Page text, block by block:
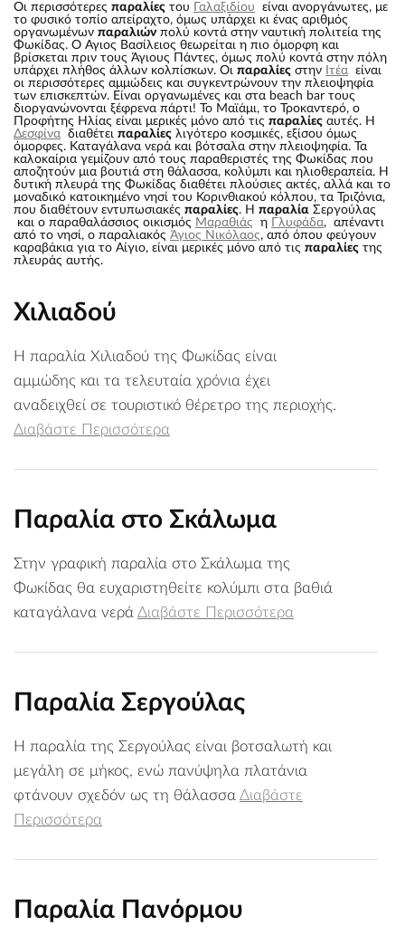
Οι περισσότερες παραλίες του Γαλαξιδίου είναι ανοργάνωτες, με
το φυσικό τοπίο απείραχτο, όμως υπάρχει κι ένας αριθμός
οργανωμένων παραλιώνπολύ κοντά στην ναυτική πολιτεία της
Φωκίδας. Ο Άγιος Βασίλειος θεωρείται η πιο όμορφη και
βρίσκεται πριν τους Άγιους Πάντες, όμως πολύ κοντά στην πόλη
υπάρχει πλήθος άλλων κολπίσκων. Οι παραλίες στην Ιτέα είναι
οι περισσότερες αμμώδεις και συγκεντρώνουν την πλειοψηφία
των επισκεπτών. Είναι οργανωμένες και στα beach bar τους
διοργανώνονται ξέφρενα πάρτι! Το Μαϊάμι, το Τροκαντερό, ο
Προφήτης Ηλίας είναι μερικές μόνο από τις παραλίες αυτές. Η
Δεσφίνα διαθέτει παραλίες λιγότερο κοσμικές, εξίσου όμως
όμορφες. Καταγάλανα νερά και βότσαλα στην πλειοψηφία. Τα
καλοκαίρια γεμίζουν από τους παραθεριστές της Φωκίδας που
αποζητούν μια βουτιά στη θάλασσα, κολύμπι και ηλιοθεραπεία. Η
δυτική πλευρά της Φωκίδας διαθέτει πλούσιες ακτές, αλλά και το
μοναδικό κατοικημένο νησί του Κορινθιακού κόλπου, τα Τριζόνια,
που διαθέτουν εντυπωσιακές παραλίες. Η παραλία Σεργούλας
και ο παραθαλάσσιος οικισμός Μαραθιάς η Γλυφάδα, απέναντι
από το νησί, ο παραλιακός Άγιος Νικόλαος, από όπου φεύγουν
καραβάκια για το Αίγιο, είναι μερικές μόνο από τις παραλίες της
πλευράς αυτής.
Χιλιαδού
Η παραλία Χιλιαδού της Φωκίδας είναι
αμμώδης και τα τελευταία χρόνια έχει
αναδειχθεί σε τουριστικό θέρετρο της περιοχής.
Διαβάστε Περισσότερα
Παραλία στο Σκάλωμα
Στην γραφική παραλία στο Σκάλωμα της
Φωκίδας θα ευχαριστηθείτε κολύμπι στα βαθιά
καταγάλανα νερά Διαβάστε Περισσότερα
Παραλία Σεργούλας
Η παραλία της Σεργούλας είναι βοτσαλωτή και
μεγάλη σε μήκος, ενώ πανύψηλα πλατάνια
φτάνουν σχεδόν ως τη θάλασσα Διαβάστε
Περισσότερα
Παραλία Πανόρμου